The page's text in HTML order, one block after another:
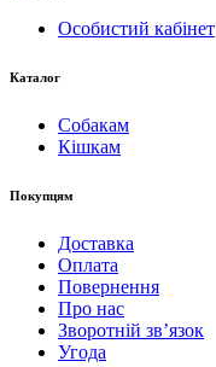
Особистий кабінет
Каталог
Собакам
Кішкам
Покупцям
Доставка
Оплата
Повернення
Про нас
Зворотній зв’язок
Угода